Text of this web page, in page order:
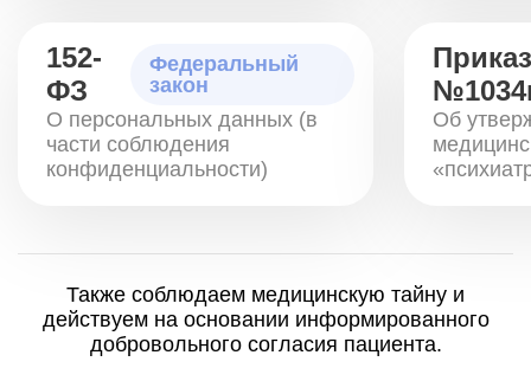
152-
ФЗ
Федеральный
закон
О персональных данных (в
части соблюдения
конфиденциальности)
Приказ
Об
Также соблюдаем медицинскую тайну и
действуем на основании информированного
добровольного согласия пациента.